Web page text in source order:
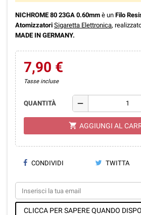
NICHROME 80 23GA 0.60mm è un Filo
Atomizzatori Sigaretta Elettronica,
MADE IN GERMANY.
7,90 €
Tasse incluse
QUANTITÀ remove
shopping_cart AGGIUNGI AL
CONDIVIDI TWITTA
CLICCA PER SAPERE QUANDO